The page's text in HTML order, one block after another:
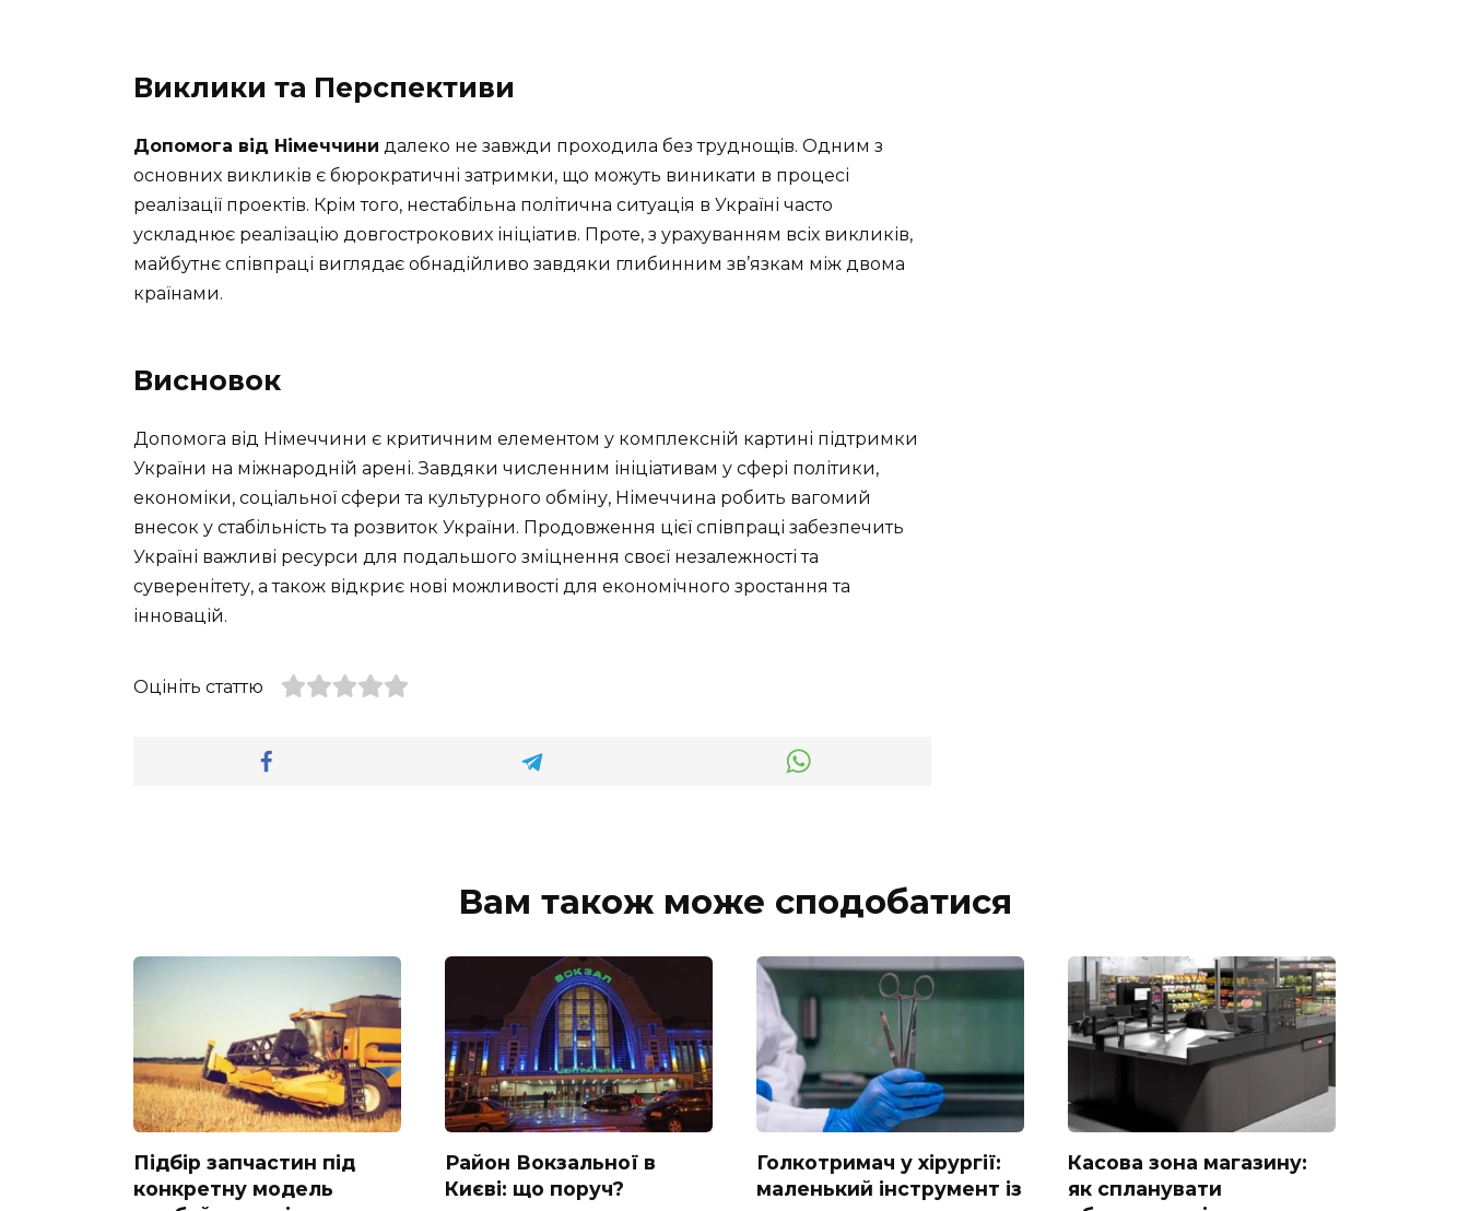
Виклики та Перспективи
Допомога від Німеччини далеко не завжди проходила без труднощів. Одним з
основних викликів є бюрократичні затримки, що можуть виникати в процесі
реалізації проектів. Крім того, нестабільна політична ситуація в Україні часто
ускладнює реалізацію довгострокових ініціатив. Проте, з урахуванням всіх викликів,
майбутнє співпраці виглядає обнадійливо завдяки глибинним зв’язкам між двома
країнами.
Висновок
Допомога від Німеччини є критичним елементом у комплексній картині підтримки
України на міжнародній арені. Завдяки численним ініціативам у сфері політики,
економіки, соціальної сфери та культурного обміну, Німеччина робить вагомий
внесок у стабільність та розвиток України. Продовження цієї співпраці забезпечить
Україні важливі ресурси для подальшого зміцнення своєї незалежності та
суверенітету, а також відкриє нові можливості для економічного зростання та
інновацій.
Оцініть статтю
Вам також може сподобатися
Підбір запчастин під
конкретну модель
Район Вокзальної в
Києві: що поруч?
Голкотримач у хірургії:
маленький інструмент із
Касова зона магазину:
як спланувати